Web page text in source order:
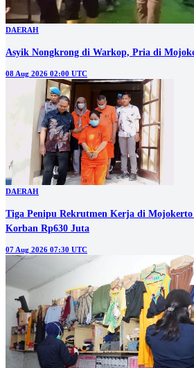
DAERAH
Asyik Nongkrong di Warkop, Pria di
08 Aug 2026 02:00 UTC
DAERAH
Tiga Penipu Rekrutmen Kerja di
Korban Rp630 Juta
07 Aug 2026 07:30 UTC